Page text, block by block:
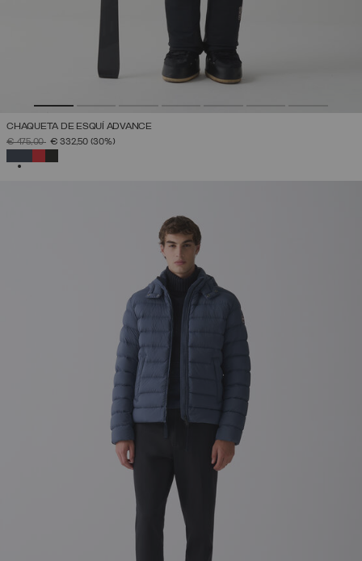
CHAQUETA DE ESQUÍ ADVANCE
PRECIO REBAJADO DE
€ 475,00A€ 332,50 (30%)